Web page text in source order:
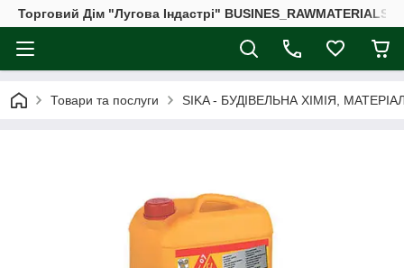
Торговий Дім "Лугова Індастрі"
Товари та послуги SIKA - БУДІВЕЛЬНА ХІМІЯ,